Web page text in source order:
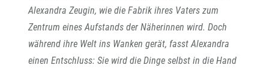
Alexandra Zeugin, wie die Fabrik ihres Vaters zum
Zentrum eines Aufstands der Näherinnen wird. Doch
während ihre Welt ins Wanken gerät, fasst Alexandra
einen Entschluss: Sie wird die Dinge selbst in die Hand